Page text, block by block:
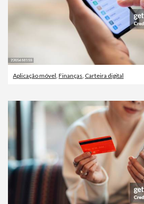
Aplicação móvel Finanças Carteira digital